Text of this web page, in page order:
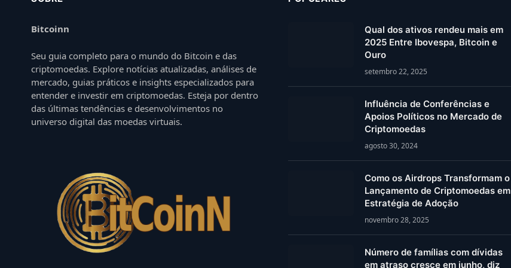
Bitcoinn
Seu guia completo para o mundo do Bitcoin e das
criptomoedas. Explore notícias atualizadas, análises de
mercado, guias práticos e insights especializados para
entender e investir em criptomoedas. Esteja por dentro
das últimas tendências e desenvolvimentos no
universo digital das moedas virtuais.
Qual dos ativos rendeu mais em
2025 Entre Ibovespa, Bitcoin e
Ouro
setembro 22, 2025
Influência de Conferências e
Apoios Políticos no Mercado de
Criptomoedas
agosto 30, 2024
Como os Airdrops Transformam o
Lançamento de Criptomoedas em
Estratégia de Adoção
novembro 28, 2025
Número de famílias com dívidas
em atraso cresce em junho, diz